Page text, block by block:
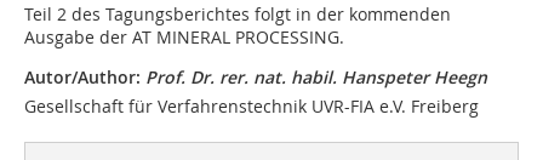
Teil 2 des Tagungsberichtes folgt in der kommenden
Ausgabe der AT MINERAL PROCESSING.
Autor/Author: Prof. Dr. rer. nat. habil. Hanspeter Heegn
Gesellschaft für Verfahrenstechnik UVR-FIA e.V. Freiberg